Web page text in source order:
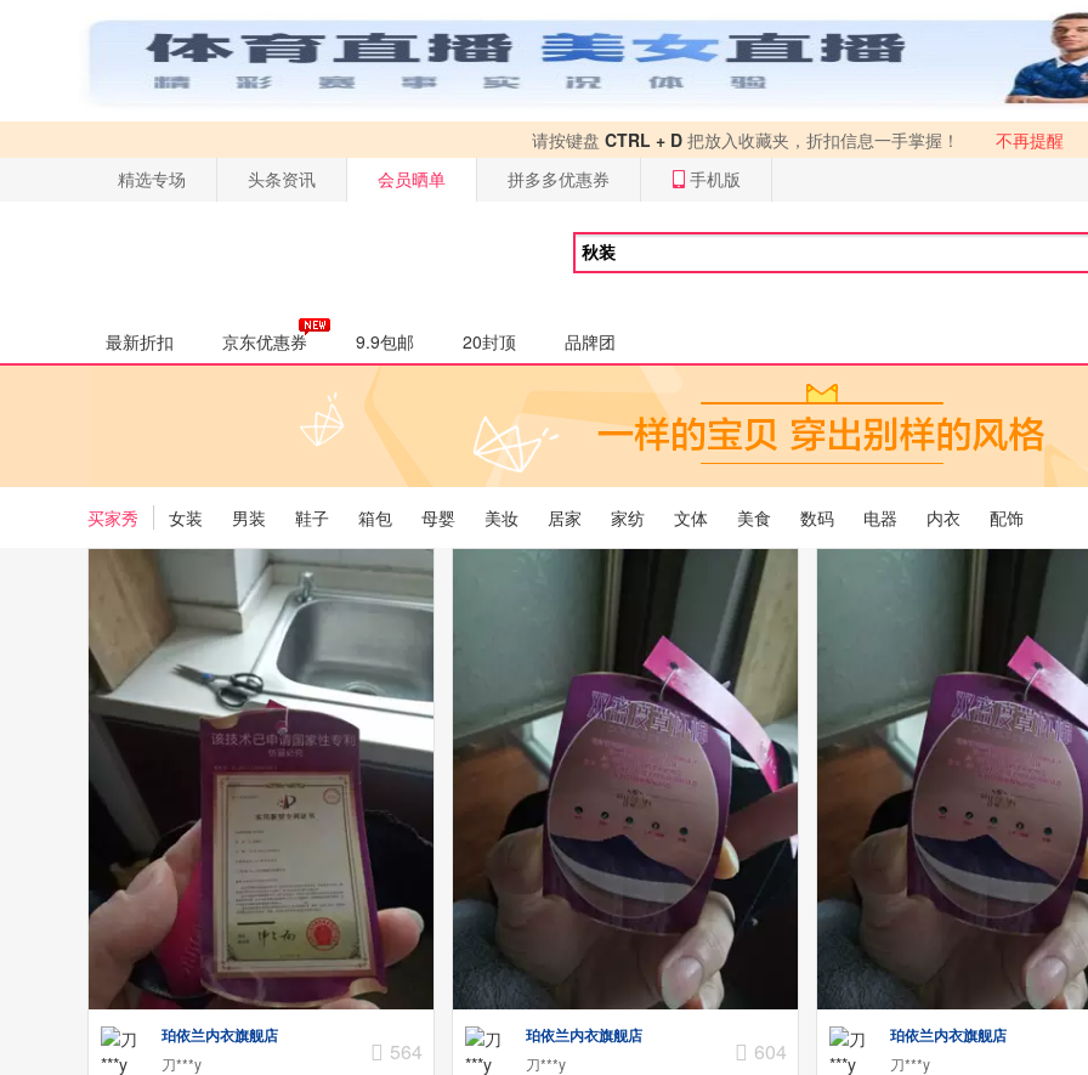
请按键盘 CTRL + D 把放入收藏夹，折扣信息一手掌握！
不再提醒
精选专场
头条资讯 会员晒单 拼多多优惠券 手机版
最新折扣 京东优惠券 9.9包邮 20封顶 品牌团
买家秀 女装 男装 鞋子 箱包 母婴 美妆 居家 家纺 文体 美食 数码 电器 内衣 配饰
珀依兰内衣旗舰店
刀***y 564
珀依兰内衣旗舰店
刀***y 604
珀依兰内衣旗舰店
刀***y